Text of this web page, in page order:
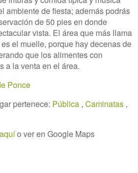
ambiente de fiesta; además podrás
de 50 pies en donde
vista. El área que más llama
el muelle, porque hay decenas de
que los alimentes con
a la venta en el área.
Ponce
pertenece: Pública , Caminatas ,
o ver en Google Maps